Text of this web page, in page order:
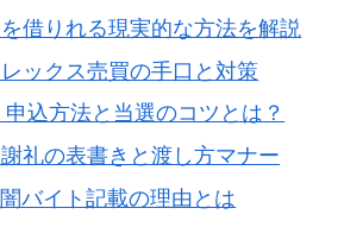
借りれる現実的な方法を解説
ックス売買の手口と対策
込方法と当選のコツとは？
礼の表書きと渡し方マナー
バイト記載の理由とは